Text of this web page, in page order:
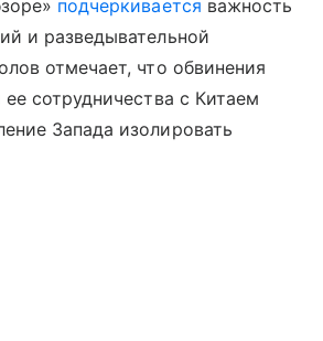
подчеркивается важность
и разведывательной
отмечает, что обвинения
сотрудничества с Китаем
Запада изолировать